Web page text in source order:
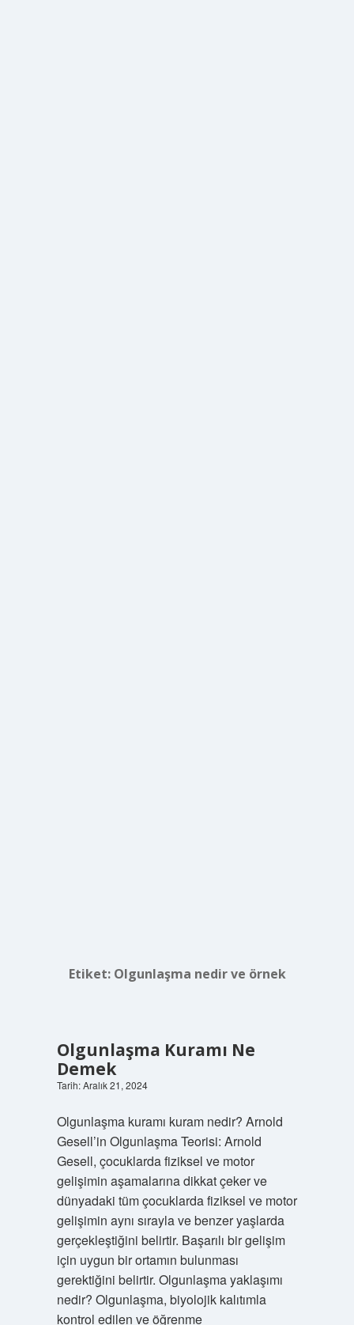
Etiket: Olgunlaşma nedir ve örnek
Olgunlaşma Kuramı Ne
Demek
Tarih: Aralık 21, 2024
Olgunlaşma kuramı kuram nedir? Arnold
Gesell’in Olgunlaşma Teorisi: Arnold
Gesell, çocuklarda fiziksel ve motor
gelişimin aşamalarına dikkat çeker ve
dünyadaki tüm çocuklarda fiziksel ve motor
gelişimin aynı sırayla ve benzer yaşlarda
gerçekleştiğini belirtir. Başarılı bir gelişim
için uygun bir ortamın bulunması
gerektiğini belirtir. Olgunlaşma yaklaşımı
nedir? Olgunlaşma, biyolojik kalıtımla
kontrol edilen ve öğrenme